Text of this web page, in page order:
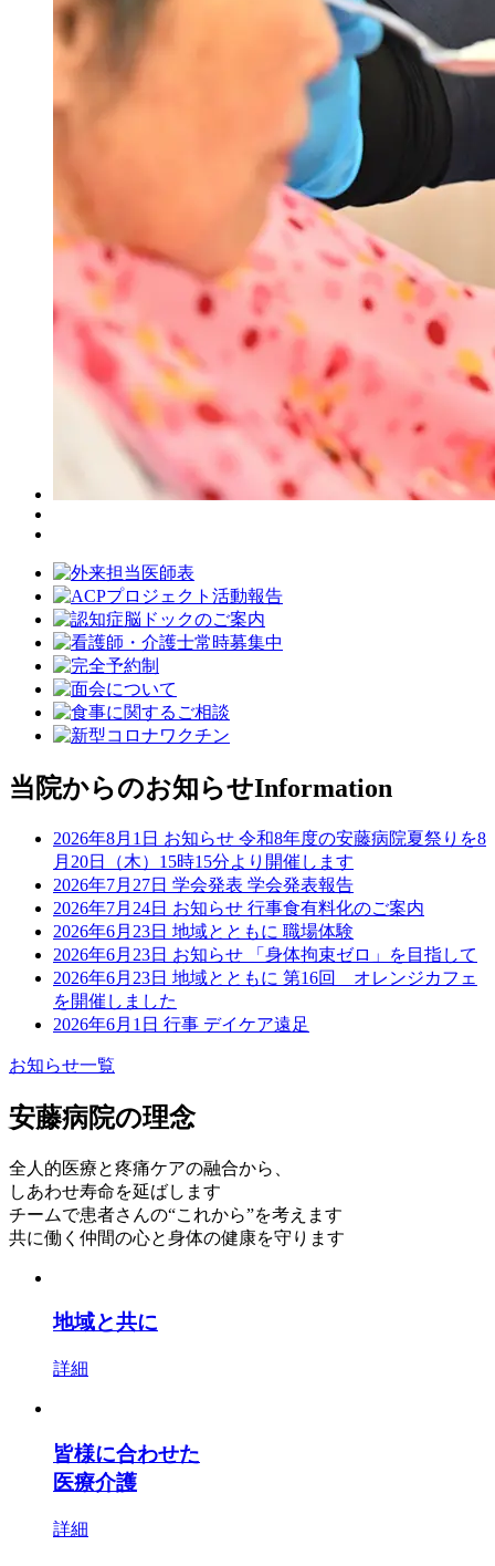
当院からのお知らせInformation
2026年8月1日 お知らせ 令和8年度の安藤病院夏祭りを8
月20日（木）15時15分より開催します
2026年7月27日 学会発表 学会発表報告
2026年7月24日 お知らせ 行事食有料化のご案内
2026年6月23日 地域とともに 職場体験
2026年6月23日 お知らせ
「身体拘束ゼロ」を目指して
2026年6月23日 地域とともに 第16回 オレンジカフェ
を開催しました
2026年6月1日 行事 デイケア遠足
お知らせ一覧
安藤病院の理念
全人的医療と疼痛ケアの融合から、
しあわせ寿命を延ばします
チームで患者さんの“これから”を考えます
共に働く仲間の心と身体の健康を守ります
地域と共に
詳細
皆様に合わせた
医療介護
詳細